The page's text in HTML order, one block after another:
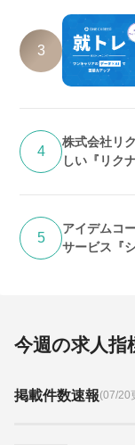
3
4
株式会社リ
しい『リク
5
アイデムコ
サービス『
今週の求人指
掲載件数速報(07/20